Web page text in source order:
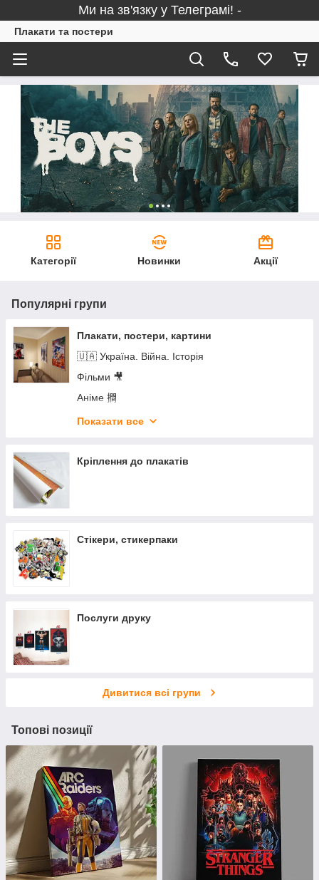
Ми на зв'язку у Телеграмі! -
Плакати та постери
Категорії Новинки Акції
Популярні групи
Плакати, постери, картини
🇺🇦 Україна. Війна. Історія
Фільми 🎥
Аніме 𢵧
Серіали 📺
Репродукції класичних картин
Космос, наука 🪐
Мультфільми 👻
Спорт та єдиноборства 🏋
Медицина, анатомія
Карти (Земля, країни, міста) 🗺
Природа, гори, річки
Військова тематика 💣
Актори, політики, знаменитості 🤵
Тварини, комахи 🐘
Міста, архітектура, урбанізм 🗽
Історичні та ретрофото
Показати все
Кріплення до плакатів
Стікери, стикерпаки
Послуги друку
Дивитися всі групи
Топові позиції